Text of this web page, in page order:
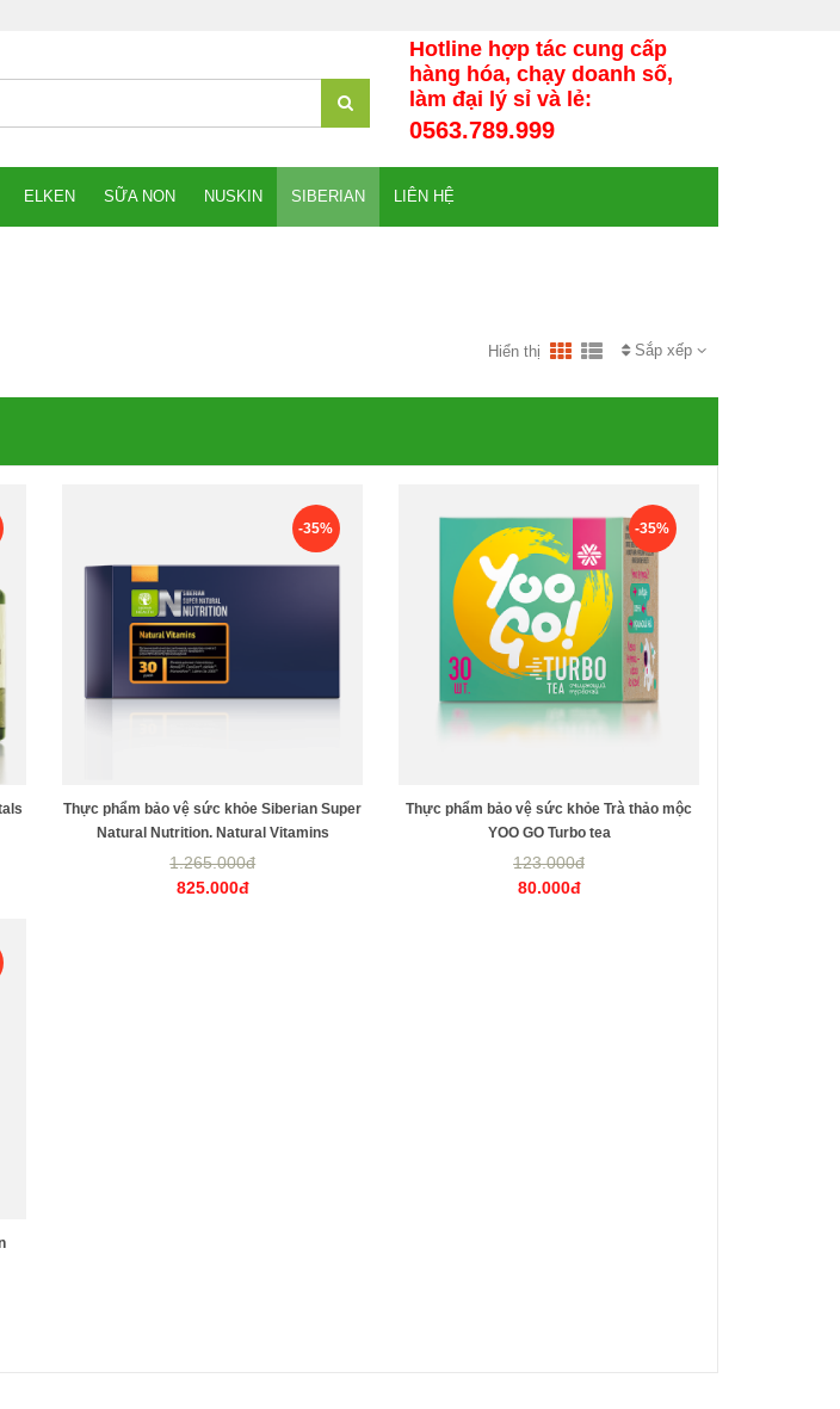
Hotline hợp tác cung cấp
hàng hóa, chạy doanh số,
làm đại lý sỉ và lẻ:
0563.789.999
ELKEN SỮA NON NUSKIN SIBERIAN LIÊN HỆ
Sắp xếp
Hiển thị
-35%
Thực phẩm bảo vệ sức khỏe Siberian Super
Natural Nutrition. Natural Vitamins
1.265.000đ
825.000đ
-35%
Thực phẩm bảo vệ sức khỏe Trà thảo mộc
YOO GO Turbo tea
123.000đ
80.000đ